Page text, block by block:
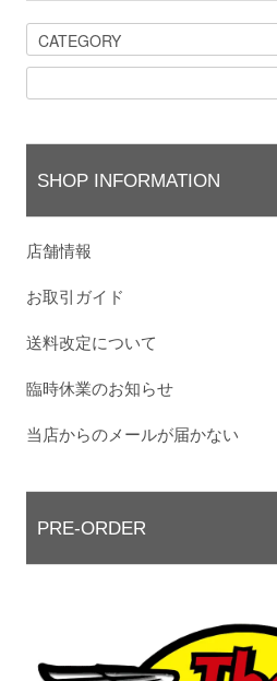
SHOP INFORMATION
店舗情報
お取引ガイド
送料改定について
臨時休業のお知らせ
当店からのメールが届かない
PRE-ORDER